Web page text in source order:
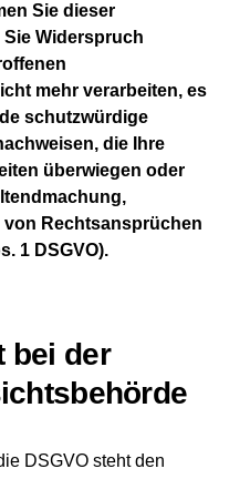
Sie dieser
Widerspruch
mehr verarbeiten, es
schutzwürdige
die Ihre
überwiegen oder
Rechtsansprüchen
1 DSGVO).
bei der
DSGVO steht den